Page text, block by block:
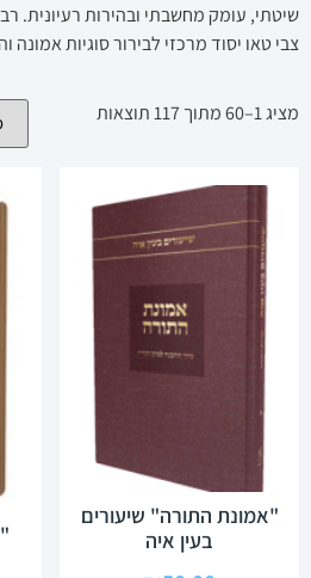
שיטתי, עומק מחשבתי ובהירות רעיונית.
צבי טאו יסוד מרכזי לבירור סוגיות
מציג 1–60 מתוך 117 תוצאות
"אמונת התורה" שיעורים
בעין איה